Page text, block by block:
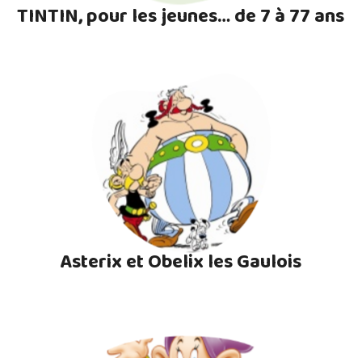
TINTIN, pour les jeunes… de 7 à 77 ans
Asterix et Obelix les Gaulois